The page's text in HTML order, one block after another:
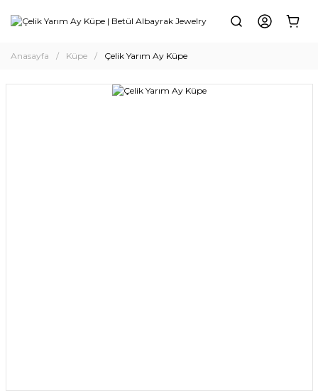
Anasayfa Küpe Çelik Yarım Ay Küpe